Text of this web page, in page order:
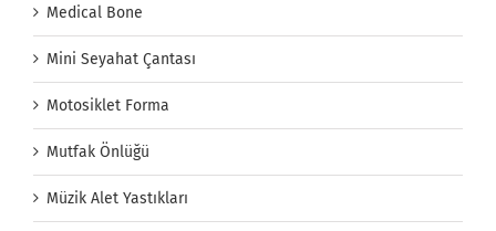
Medical Bone
Mini Seyahat Çantası
Motosiklet Forma
Mutfak Önlüğü
Müzik Alet Yastıkları